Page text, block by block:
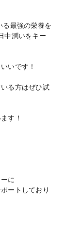
る最強の栄養を
中潤いをキー
いです！
る方はぜひ試
す！
に
ートしており